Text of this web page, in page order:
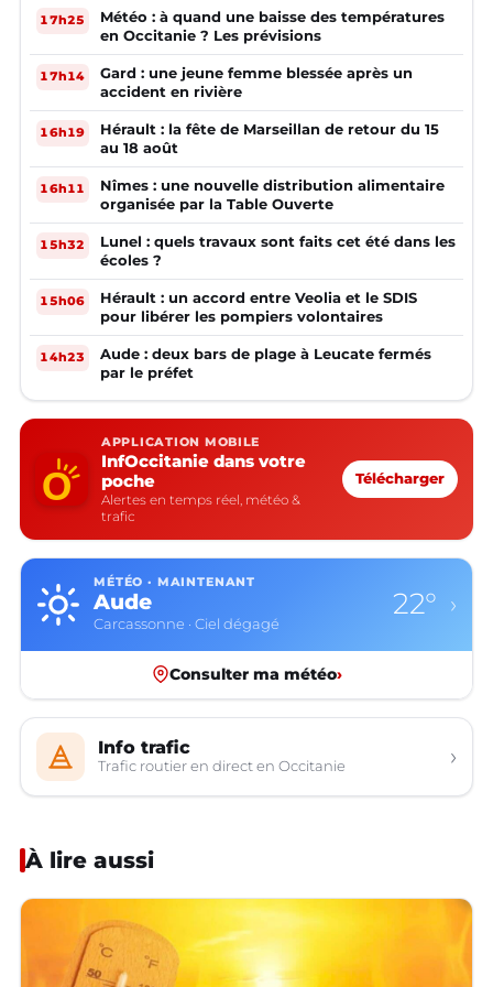
17h25
Météo : à quand une baisse des températures
en Occitanie ? Les prévisions
17h14
Gard : une jeune femme blessée après un
accident en rivière
16h19
Hérault : la fête de Marseillan de retour du 15
au 18 août
16h11
Nîmes : une nouvelle distribution alimentaire
organisée par la Table Ouverte
15h32
Lunel : quels travaux sont faits cet été dans les
écoles ?
15h06
Hérault : un accord entre Veolia et le SDIS
pour libérer les pompiers volontaires
14h23
Aude : deux bars de plage à Leucate fermés
par le préfet
APPLICATION MOBILE
InfOccitanie dans votre
poche
Alertes en temps réel, météo &
trafic
Télécharger
MÉTÉO · MAINTENANT
Aude
Carcassonne · Ciel dégagé
22° ›
Consulter ma météo›
Info trafic
Trafic routier en direct en Occitanie ›
À lire aussi